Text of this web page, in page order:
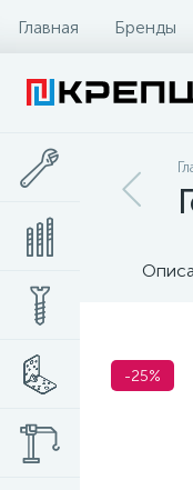
Главная Бренды
-25%